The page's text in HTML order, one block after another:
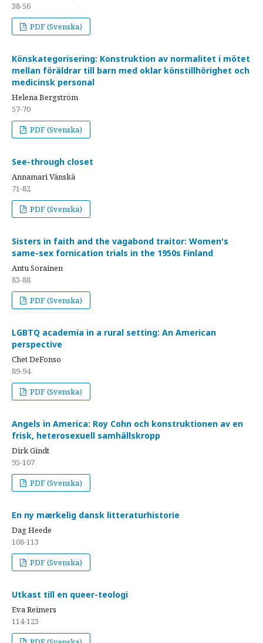
38-56
PDF (Svenska)
Könskategorisering: Konstruktion av normalitet i mötet
mellan föräldrar till barn med oklar könstillhörighet och
medicinsk personal
Helena Bergström
57-70
PDF (Svenska)
See-through closet
Annamari Vänskä
71-82
PDF (Svenska)
Sisters in faith and the vagabond traitor: Women's
same-sex fornication trials in the 1950s Finland
Antu Sorainen
83-88
PDF (Svenska)
LGBTQ academia in a rural setting: An American
perspective
Chet DeFonso
89-94
PDF (Svenska)
Angels in America: Roy Cohn och konstruktionen av en
frisk, heterosexuell samhällskropp
Dirk Gindt
95-107
PDF (Svenska)
En ny mærkelig dansk litteraturhistorie
Dag Heede
108-113
PDF (Svenska)
Utkast till en queer-teologi
Eva Reimers
114-123